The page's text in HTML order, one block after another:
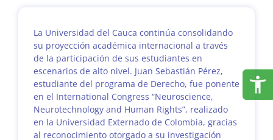
La Universidad del Cauca continúa consolidando
su proyección académica internacional a través
de la participación de sus estudiantes en
escenarios de alto nivel. Juan Sebastián Pérez,
estudiante del programa de Derecho, fue ponente
en el International Congress “Neuroscience,
Neurotechnology and Human Rights”, realizado
en la Universidad Externado de Colombia, gracias
al reconocimiento otorgado a su investigación